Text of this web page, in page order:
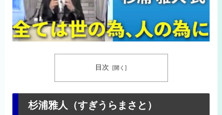
目次
杉浦雅人（すぎうらまさと）